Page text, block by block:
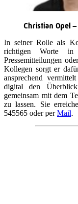
Christian Opel
In seiner Rolle als
richtigen Worte
Pressemitteilungen
Kollegen sorgt er
ansprechend
digital den
gemeinsam mit dem
zu lassen. Sie
545565 oder perMail.